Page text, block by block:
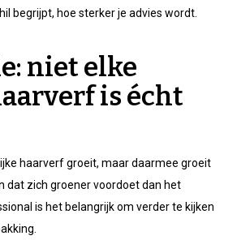
begrijpt, hoe sterker je advies wordt.
niet elke
is écht
haarverf groeit, maar daarmee groeit
dat zich groener voordoet dan het
is het belangrijk om verder te kijken